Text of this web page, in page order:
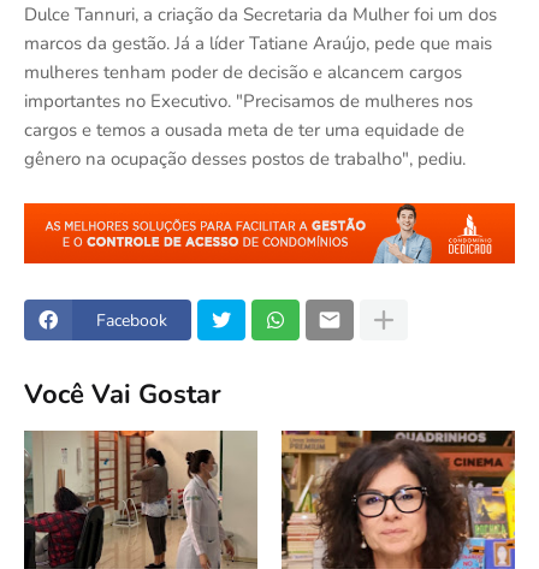
Dulce Tannuri, a criação da Secretaria da Mulher foi um dos
marcos da gestão. Já a líder Tatiane Araújo, pede que mais
mulheres tenham poder de decisão e alcancem cargos
importantes no Executivo. "Precisamos de mulheres nos
cargos e temos a ousada meta de ter uma equidade de
gênero na ocupação desses postos de trabalho", pediu.
Facebook
Você Vai Gostar